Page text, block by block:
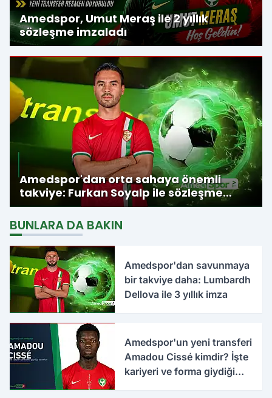
Amedspor, Umut Meraş ile 2 yıllık
sözleşme imzaladı
Amedspor'dan orta sahaya önemli
takviye: Furkan Soyalp ile sözleşme
imzalandı
BUNLARA DA BAKIN
Amedspor'dan savunmaya
bir takviye daha: Lumbardh
Dellova ile 3 yıllık imza
Amedspor'un yeni transferi
Amadou Cissé kimdir? İşte
kariyeri ve forma giydiği